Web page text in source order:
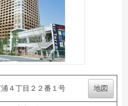
４丁目２２番１号 地図